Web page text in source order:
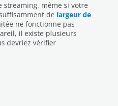
streaming, même si votre
de largeur de
ne fonctionne pas
il existe plusieurs
devriez vérifier